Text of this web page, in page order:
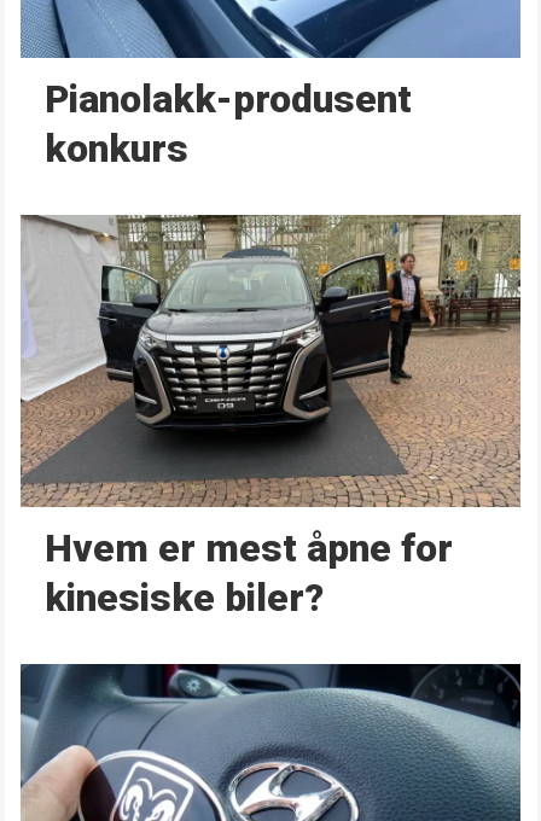
Pianolakk-produsent
konkurs
Hvem er mest åpne for
kinesiske biler?